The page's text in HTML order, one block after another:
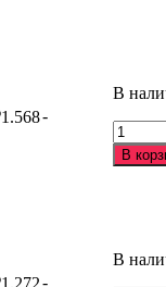
напр.
(VK-
01-
1.568-
В
товара
напр.
В
1.272-
В